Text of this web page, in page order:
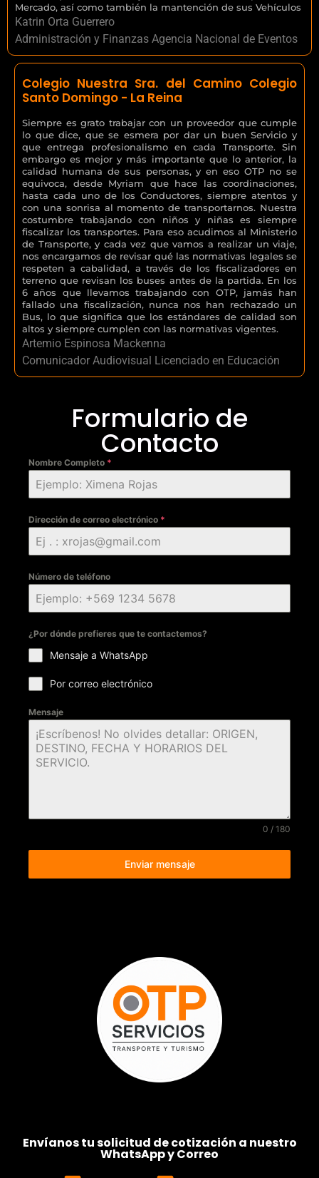
Mercado, así como también la mantención de sus Vehículos
Katrin Orta Guerrero
Administración y Finanzas Agencia Nacional de Eventos
Colegio Nuestra Sra. del Camino Colegio
Santo Domingo - La Reina
Siempre es grato trabajar con un proveedor que cumple
lo que dice, que se esmera por dar un buen Servicio y
que entrega profesionalismo en cada Transporte. Sin
embargo es mejor y más importante que lo anterior, la
calidad humana de sus personas, y en eso OTP no se
equivoca, desde Myriam que hace las coordinaciones,
hasta cada uno de los Conductores, siempre atentos y
con una sonrisa al momento de transportarnos. Nuestra
costumbre trabajando con niños y niñas es siempre
fiscalizar los transportes. Para eso acudimos al Ministerio
de Transporte, y cada vez que vamos a realizar un viaje,
nos encargamos de revisar qué las normativas legales se
respeten a cabalidad, a través de los fiscalizadores en
terreno que revisan los buses antes de la partida. En los
6 años que llevamos trabajando con OTP, jamás han
fallado una fiscalización, nunca nos han rechazado un
Bus, lo que significa que los estándares de calidad son
altos y siempre cumplen con las normativas vigentes.
Artemio Espinosa Mackenna
Comunicador Audiovisual Licenciado en Educación
Formulario de
Contacto
Nombre Completo *
Dirección de correo electrónico *
Número de teléfono
¿Por dónde prefieres que te contactemos?
Mensaje a WhatsApp
Por correo electrónico
Mensaje
0 / 180
Enviar mensaje
Envíanos tu solicitud de cotización a nuestro
WhatsApp y Correo